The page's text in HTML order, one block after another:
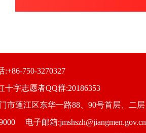
:+86-750-3270327
十字志愿者QQ群:20186353
市蓬江区东华一路88、90号首层、二层
电子邮箱:jmshszh@jiangmen.gov.cn